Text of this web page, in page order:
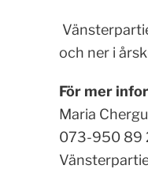
och ner i
För mer
Maria
073-950 89